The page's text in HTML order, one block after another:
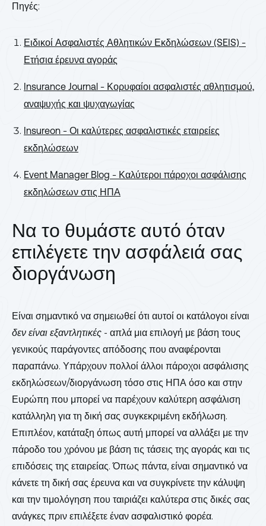
Πηγές:
Ειδικοί Ασφαλιστές Αθλητικών Εκδηλώσεων (SEIS) -
Ετήσια έρευνα αγοράς
Insurance Journal - Κορυφαίοι ασφαλιστές αθλητισμού,
αναψυχής και ψυχαγωγίας
Insureon - Οι καλύτερες ασφαλιστικές εταιρείες
εκδηλώσεων
Event Manager Blog - Καλύτεροι πάροχοι ασφάλισης
εκδηλώσεων στις ΗΠΑ
Να το θυμάστε αυτό όταν
επιλέγετε την ασφάλειά σας
διοργάνωση
Είναι σημαντικό να σημειωθεί ότι αυτοί οι κατάλογοι είναι
δεν είναι εξαντλητικές - απλά μια επιλογή με βάση τους
γενικούς παράγοντες απόδοσης που αναφέρονται
παραπάνω. Υπάρχουν πολλοί άλλοι πάροχοι ασφάλισης
εκδηλώσεων/διοργάνωση τόσο στις ΗΠΑ όσο και στην
Ευρώπη που μπορεί να παρέχουν καλύτερη ασφάλιση
κατάλληλη για τη δική σας συγκεκριμένη εκδήλωση.
Επιπλέον, κατάταξη όπως αυτή μπορεί να αλλάξει με την
πάροδο του χρόνου με βάση τις τάσεις της αγοράς και τις
επιδόσεις της εταιρείας. Όπως πάντα, είναι σημαντικό να
κάνετε τη δική σας έρευνα και να συγκρίνετε την κάλυψη
και την τιμολόγηση που ταιριάζει καλύτερα στις δικές σας
ανάγκες πριν επιλέξετε έναν ασφαλιστικό φορέα.